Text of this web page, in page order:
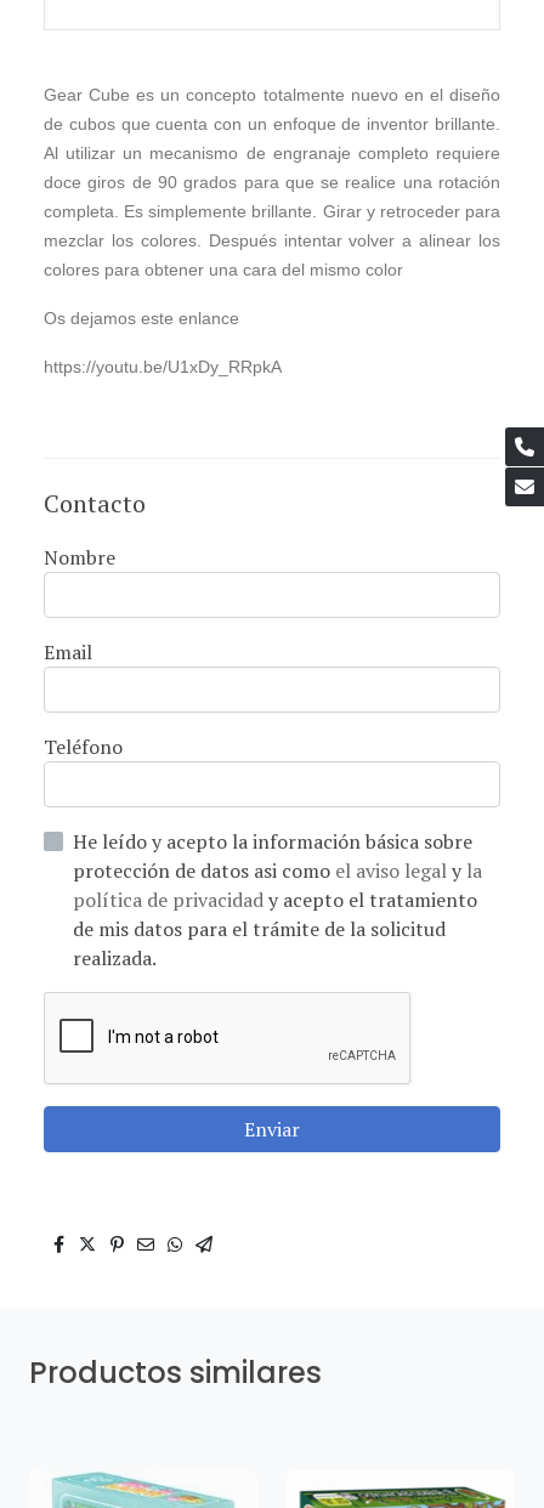
Gear Cube es un concepto totalmente nuevo en el diseño
de cubos que cuenta con un enfoque de inventor brillante.
Al utilizar un mecanismo de engranaje completo requiere
doce giros de 90 grados para que se realice una rotación
completa. Es simplemente brillante. Girar y retroceder para
mezclar los colores. Después intentar volver a alinear los
colores para obtener una cara del mismo color
Os dejamos este enlance
https://youtu.be/U1xDy_RRpkA
Contacto
Nombre
Email
Teléfono
He leído y acepto la información básica sobre
protección de datos asi como el aviso legaly la
política de privacidady acepto el tratamiento
de mis datos para el trámite de la solicitud
realizada.
Enviar
Productos similares